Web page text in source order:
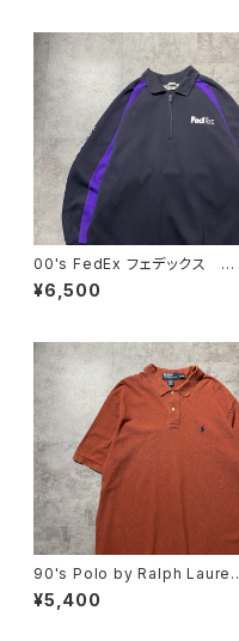
00's FedEx フェデックス ハ
ーフジップ ワンポイント プリ
ント スウェット トレーナー
¥6,500
90's Polo by Ralph Lauren
ポロバイラルフローレン 刺繍
ワンポイント ポニー ブラウ
¥5,400